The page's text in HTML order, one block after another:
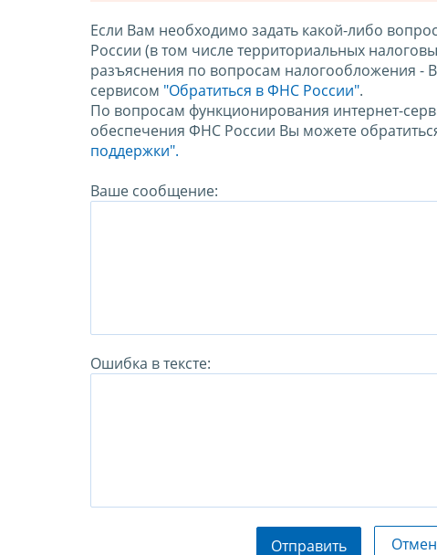
Если Вам необходимо задать какой-либо
России (в том числе территориальных
разъяснения по вопросам налогообложения -
сервисом "Обратиться в ФНС России".
По вопросам функционирования интернет-
обеспечения ФНС России Вы можете
поддержки".
Ваше сообщение:
Ошибка в тексте:
Отправить